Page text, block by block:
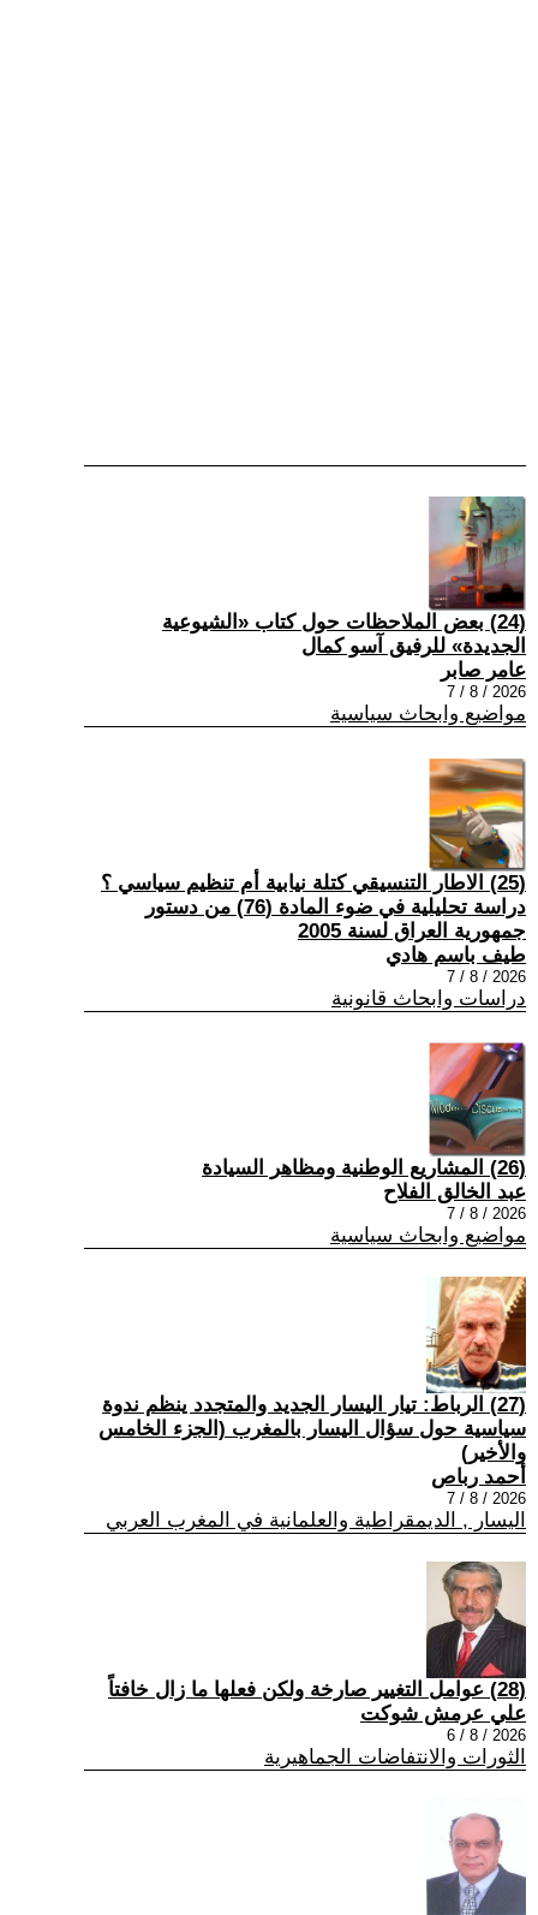
(24) بعض الملاحظات حول كتاب «الشيوعية
الجديدة» للرفيق آسو كمال
عامر صابر
2026 / 8 / 7
مواضيع وابحاث سياسية
(25) الاطار التنسيقي كتلة نيابية أم تنظيم سياسي ؟
دراسة تحليلية في ضوء المادة (76) من دستور
جمهورية العراق لسنة 2005
طيف باسم هادي
2026 / 8 / 7
دراسات وابحاث قانونية
(26) المشاريع الوطنية ومظاهر السيادة
عبد الخالق الفلاح
2026 / 8 / 7
مواضيع وابحاث سياسية
(27) الرباط: تيار اليسار الجديد والمتجدد ينظم ندوة
سياسية حول سؤال اليسار بالمغرب (الجزء الخامس
والأخير)
أحمد رباص
2026 / 8 / 7
اليسار , الديمقراطية والعلمانية في المغرب العربي
(28) عوامل التغيير صارخة ولكن فعلها ما زال خافتاً
علي عرمش شوكت
2026 / 8 / 6
الثورات والانتفاضات الجماهيرية